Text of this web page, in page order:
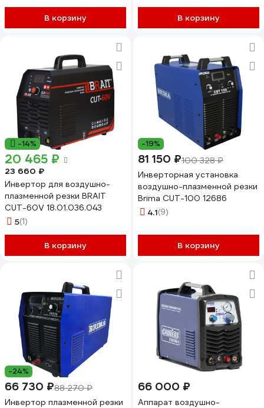
В корзину В корзину
-14%
20 465 ₽
23 660 ₽
Инвертор для воздушно-
плазменной резки BRAIT
CUT-60V 18.01.036.043
5(1)
В корзину
-19%
81 150 ₽100 328 ₽
Инверторная установка
воздушно-плазменной резки
Brima CUT-100 12686
4.1(9)
В корзину
-24%
66 730 ₽88 270 ₽
Инвертор плазменной резки
66 000 ₽
Аппарат воздушно-